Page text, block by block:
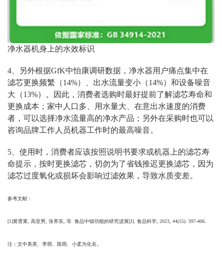
净水器机身上的水效标识
4 、另外根据GfK中怡康调研数据，净水器用户痛点集中在
滤芯更换频繁（14%）、出水流量变小（14%）和设备噪音
大（13%）。因此，消费者选购时最好提前了解滤芯寿命和
更换成本；家中人口多、用水量大、在意出水速度的消费
者，可以选择净水流量高的净水产品；另外在采购时也可以
咨询品牌工作人员机器工作时的最高噪音。
5 、使用时，消费者应该按照说明书要求或机器上的滤芯寿
命提示，按时更换滤芯，切勿为了省钱推迟更换滤芯，因为
滤芯过度氧化或损坏会影响过滤效果，导致水质变差。
参考文献：
[1]黄胥莱, 高亚男, 张养东, 等. 食品中锶功能的研究进展[J]. 食品科学, 2023, 44(15): 397-406.
注：文中美美、李萌、陈雨、小柔为化名。